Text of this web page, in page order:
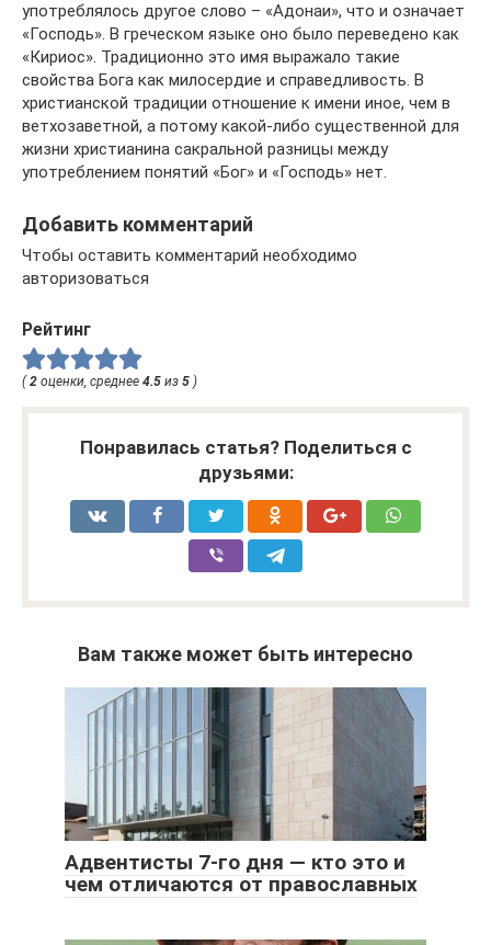
употреблялось другое слово – «Адонаи», что и означает
«Господь». В греческом языке оно было переведено как
«Кириос». Традиционно это имя выражало такие
свойства Бога как милосердие и справедливость. В
христианской традиции отношение к имени иное, чем в
ветхозаветной, а потому какой-либо существенной для
жизни христианина сакральной разницы между
употреблением понятий «Бог» и «Господь» нет.
Добавить комментарий
Чтобы оставить комментарий необходимо
авторизоваться
Рейтинг
( 2 оценки, среднее 4.5 из 5 )
Понравилась статья? Поделиться с
друзьями:
Вам также может быть интересно
Адвентисты 7-го дня — кто это и
чем отличаются от православных